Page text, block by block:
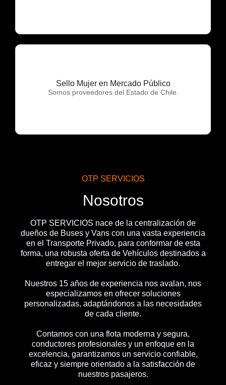
Sello Mujer en Mercado Público
Somos proveedores del Estado de Chile.
OTP Servicios
OTP SERVICIOS
Nosotros
OTP SERVICIOS nace de la centralización de
dueños de Buses y Vans con una vasta experiencia
en el Transporte Privado, para conformar de esta
forma, una robusta oferta de Vehículos destinados a
entregar el mejor servicio de traslado.
Nuestros 15 años de experiencia nos avalan, nos
especializamos en ofrecer soluciones
personalizadas, adaptándonos a las necesidades
de cada cliente.
Contamos con una flota moderna y segura,
conductores profesionales y un enfoque en la
excelencia, garantizamos un servicio confiable,
eficaz y siempre orientado a la satisfacción de
nuestros pasajeros.